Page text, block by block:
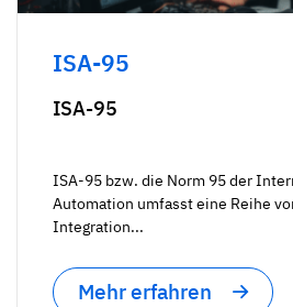
ISA-95
ISA-95
ISA-95 bzw. die Norm 95 der
Automation umfasst eine Reihe
Integration...
Mehr erfahren